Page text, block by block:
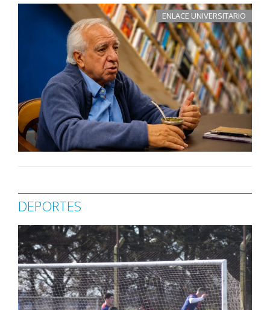
ENLACE UNIVERSITARIO
DEPORTES